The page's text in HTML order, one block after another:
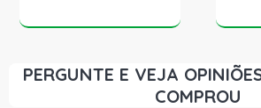
PERGUNTE E VEJA
COMPROU